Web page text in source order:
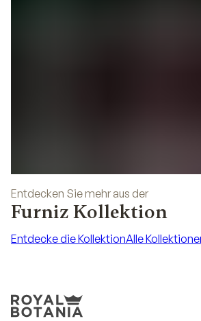
Entdecken Sie mehr aus der
Furniz Kollektion
Entdecke die KollektionAlle